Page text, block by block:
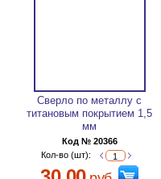
Сверло по металлу с
титановым покрытием 1,5
мм
Код № 20366
Кол-во (шт):